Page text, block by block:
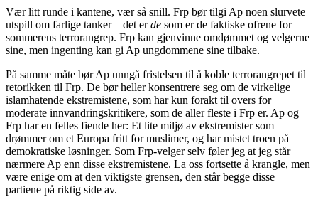
Vær litt runde i kantene, vær så snill. Frp bør tilgi Ap noen slurvete
utspill om farlige tanker – det erde som er de faktiske ofrene for
sommerens terrorangrep. Frp kan gjenvinne omdømmet og velgerne
sine, men ingenting kan gi Ap ungdommene sine tilbake.
På samme måte bør Ap unngå fristelsen til å koble terrorangrepet til
retorikken til Frp. De bør heller konsentrere seg om de virkelige
islamhatende ekstremistene, som har kun forakt til overs for
moderate innvandringskritikere, som de aller fleste i Frp er. Ap og
Frp har en felles fiende her: Et lite miljø av ekstremister som
drømmer om et Europa fritt for muslimer, og har mistet troen på
demokratiske løsninger. Som Frp-velger selv føler jeg at jeg står
nærmere Ap enn disse ekstremistene. La oss fortsette å krangle, men
være enige om at den viktigste grensen, den står begge disse
partiene på riktig side av.